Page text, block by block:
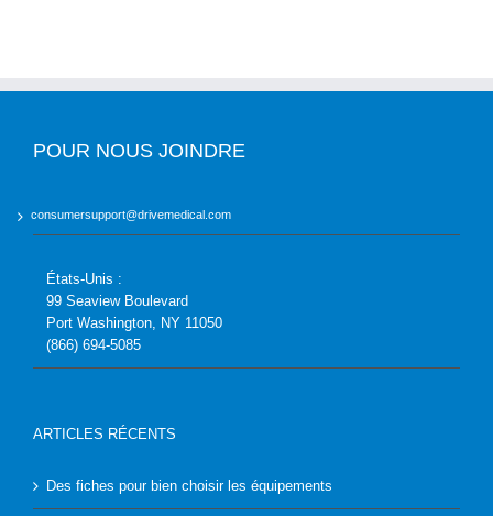
POUR NOUS JOINDRE
consumersupport@drivemedical.com
États-Unis :
99 Seaview Boulevard
Port Washington, NY 11050
(866) 694-5085
ARTICLES RÉCENTS
Des fiches pour bien choisir les équipements